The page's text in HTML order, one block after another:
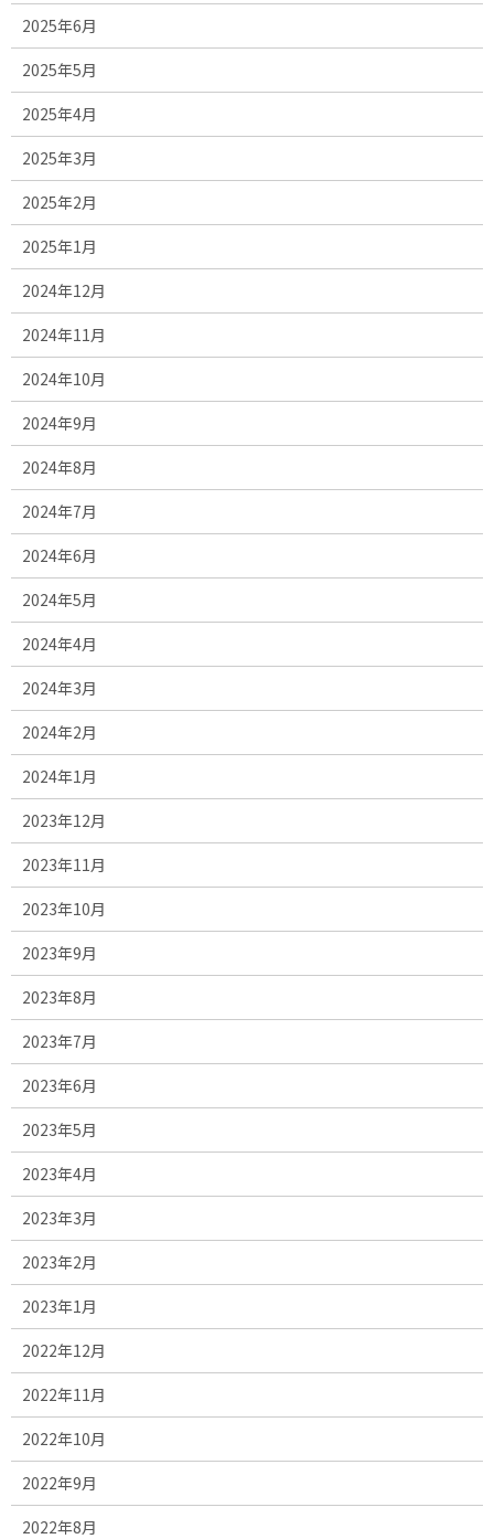
2025年6月
2025年5月
2025年4月
2025年3月
2025年2月
2025年1月
2024年12月
2024年11月
2024年10月
2024年9月
2024年8月
2024年7月
2024年6月
2024年5月
2024年4月
2024年3月
2024年2月
2024年1月
2023年12月
2023年11月
2023年10月
2023年9月
2023年8月
2023年7月
2023年6月
2023年5月
2023年4月
2023年3月
2023年2月
2023年1月
2022年12月
2022年11月
2022年10月
2022年9月
2022年8月